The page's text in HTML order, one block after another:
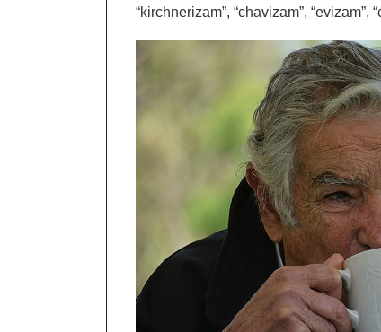
“kirchnerizam”, “chavizam”, “evizam”,